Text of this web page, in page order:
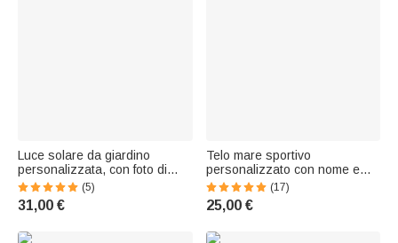
Luce solare da giardino
personalizzata, con foto di
animale in stile inchiostro,
nome e anno - Regalo
commemorativo per amici
(5)
31,00 €
Telo mare sportivo
personalizzato con nome e
silhouette, in microfibra ad
asciugatura rapida - Regalo di
compleanno per amanti di
(17)
25,00 €